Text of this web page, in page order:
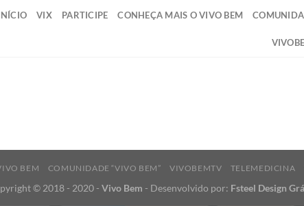
VIX PARTICIPE CONHEÇA MAIS O VIVO BEM
BEM COMUNIDADE “VIVO BEM” VIVOBEMTV TELEMEDICINA
© 2018 - 2020 - Vivo Bem - Desenvolvido por: Fsteel Design